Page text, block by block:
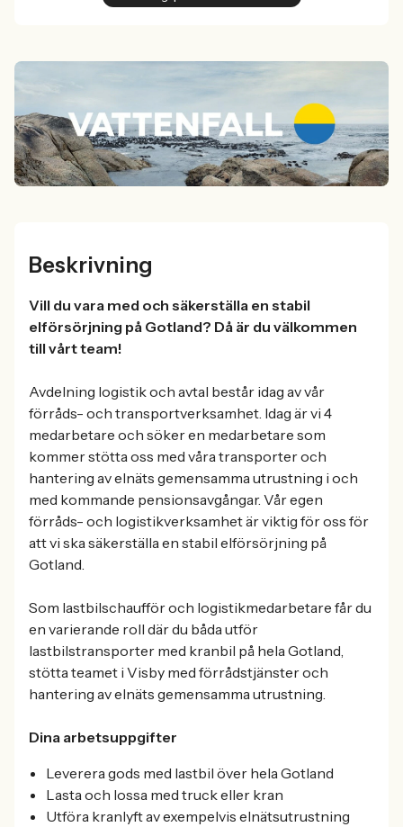
Beskrivning
Vill du vara med och säkerställa en stabil
elförsörjning på Gotland? Då är du välkommen
till vårt team!
Avdelning logistik och avtal består idag av vår
förråds- och transportverksamhet. Idag är vi 4
medarbetare och söker en medarbetare som
kommer stötta oss med våra transporter och
hantering av elnäts gemensamma utrustning i och
med kommande pensionsavgångar. Vår egen
förråds- och logistikverksamhet är viktig för oss för
att vi ska säkerställa en stabil elförsörjning på
Gotland.
Som lastbilschaufför och logistikmedarbetare får du
en varierande roll där du båda utför
lastbilstransporter med kranbil på hela Gotland,
stötta teamet i Visby med förrådstjänster och
hantering av elnäts gemensamma utrustning.
Dina arbetsuppgifter
Leverera gods med lastbil över hela Gotland
Lasta och lossa med truck eller kran
Utföra kranlyft av exempelvis elnätsutrustning